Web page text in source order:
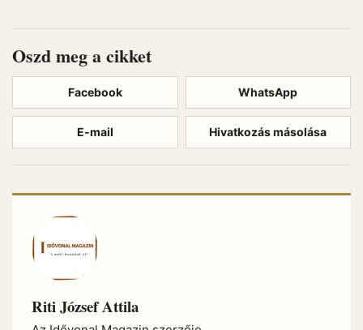
Oszd meg a cikket
Facebook WhatsApp
E-mail Hivatkozás másolása
Riti József Attila